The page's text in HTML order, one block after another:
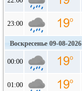
23:00
Воскресенье 09-08-2026
00:00
01:00